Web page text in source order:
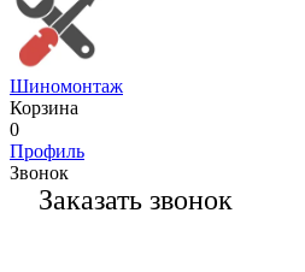
Шиномонтаж
Корзина
0
Профиль
Звонок
Заказать звонок